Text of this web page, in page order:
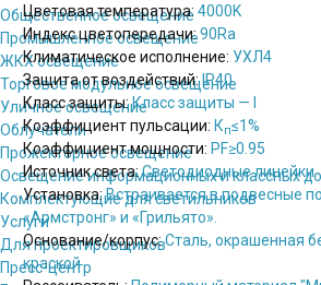
Общественное освещение
Промышленное освещение
ЖКХ освещение
Торговое модульное освещение
Уличное освещение
Облучатели
Прожекторное освещение
Освещение информационных и классных
Комплектующие для светильников
Услуги
Для проектировщиков
Пресс-центр
Цветовая температура: 4000K
Индекс цветопередачи:90Ra
Климатическое исполнение: УХЛ4
Защита от воздействий: IP40
Класс защиты:Класс защиты — I
Коэффициент пульсации: Кп≤1%
Коэффициент мощности: PF≥0.95
Источник света:Светодиодные линейки
Установка:Встраивается в подвесные
«Армстронг» и «Грильято».
Основание/корпус:Сталь, окрашенная
краской